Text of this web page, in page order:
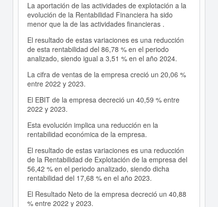
La aportación de las actividades de explotación a la
evolución de la Rentabilidad Financiera ha sido
menor que la de las actividades financieras .
El resultado de estas variaciones es una reducción
de esta rentabilidad del 86,78 % en el periodo
analizado, siendo igual a 3,51 % en el año 2024.
La cifra de ventas de la empresa creció un 20,06 %
entre 2022 y 2023.
El EBIT de la empresa decreció un 40,59 % entre
2022 y 2023.
Esta evolución implica una reducción en la
rentabilidad económica de la empresa.
El resultado de estas variaciones es una reducción
de la Rentabilidad de Explotación de la empresa del
56,42 % en el periodo analizado, siendo dicha
rentabilidad del 17,68 % en el año 2023.
El Resultado Neto de la empresa decreció un 40,88
% entre 2022 y 2023.